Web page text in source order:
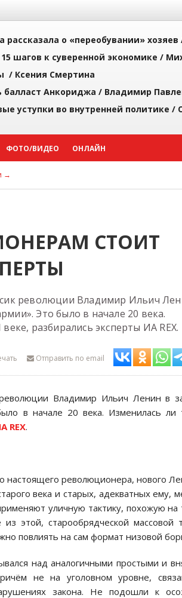
о «переобувании» хозяев
шагов к суверенной экономике /
/ Ксения Смертина
балласт Анкориджа / Владимир
уступки во внутренней политике /
ФОТО/ВИДЕО ОНЛАЙН
→
СТОИТ
революции Владимир Ильич
Это было в начале 20 века.
разбирались эксперты ИА REX.
Отправить по email
Владимир Ильич Ленин в
в начале 20 века. Изменилась ли
REX.
настоящего революционера, нового
века и старых, адекватных ему,
уличную тактику, похожую на
этой, старообрядческой массовой
повлиять на сам формат низовой
над аналогичными простыми и
не на уголовном уровне,
закона. Не подошли к